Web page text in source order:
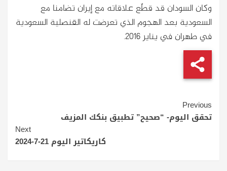
وكان السودان قد قطّع علاقاته مع إيران تضامنا مع
السعودية بعد الهجوم الذي تعرضت له القنصلية السعودية
في طهران في يناير ٢٠١٦.
Continue
Reading
Previous
تحقق اليوم- “صحيح” تطبيق بنكك المزيف
Next
كاريكاتير اليوم 21-7-2024